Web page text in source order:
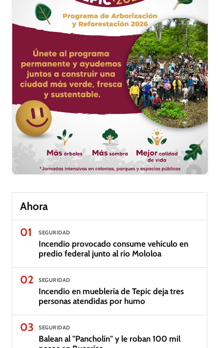
Ahora
01
SEGURIDAD
Incendio provocado consume vehículo en
predio federal junto al río Mololoa
02 SEGURIDAD
Incendio en mueblería de Tepic deja tres
personas atendidas por humo
03 SEGURIDAD
Balean al "Pancholín" y le roban 100 mil